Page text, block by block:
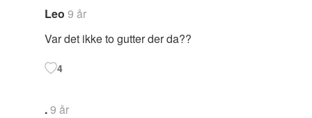
Leo 9 år
Var det ikke to gutter der da??
4
.9 år